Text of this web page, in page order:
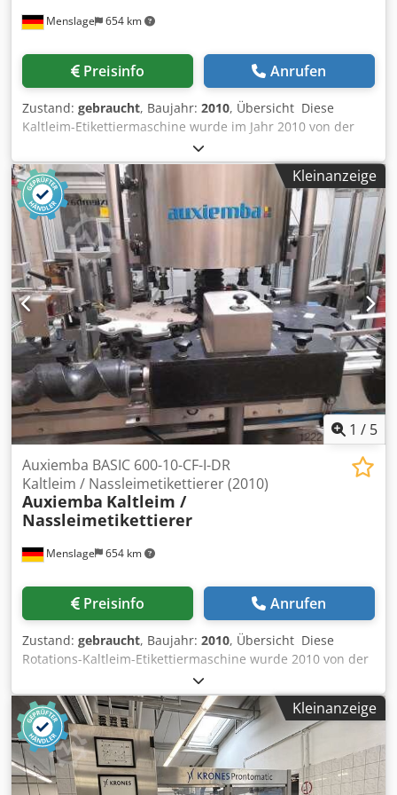
33.000 Flaschen pro Stunde Betriebsrichtung: Parallele
Mehrwegglasflaschen Betriebsstunden: ca. 44.350 h (Stand
Januar 2025) Etikettierstationen: - 2 Etikettieraggregate - 1
× Hals- und Frontetikettierstation - 1 ×
Rückenetikettierstation (abschaltbar) Klebesystem: - 2
Leimpumpen - Heißleim für Halsetikett
(Originalitätssicherung/Verschlussversiegelung) - Kaltleim
für Vorder- und Rücketiketten - 1 Ersatz-Heißleimgerät im
Lieferumfang enthalten Abmessungen: - Tiefe: 4.300 mm -
Breite: 3.300 mm Stromversorgung: 400 V / 230 V, 3~ / N /
PE, 50 Hz, 22 A Dokumentation: Ersatzteil-Dokumentation
verfügbar Zustand: Gebraucht, bereits demontiert und
gelagert
Menslage 654 km
Preisinfo Anrufen
Zustand: gebraucht, Baujahr: 2010, Übersicht Diese
Kaltleim-Etikettiermaschine wurde im Jahr 2010 von der
italienischen Firma Kosme S.r.l. hergestellt. Das Modell
Extrafix 504/6 SC2 E3 ist für die Etikettierung von
Glasbierflaschen mit Kaltleimtechnik konzipiert. Die
Maschine war bis Januar 2025 in Produktion, ist jetzt
eingelagert und versandfertig und befindet sich in einem
guten Betriebszustand. Dcodpfjxn T Nfex Aarek Technische
Daten - Leistung: 6.000 Flaschen pro Stunde - Formate:
0,33 L (Langhalsflaschen) - Mündung: 26 mm Kronkorken -
Etikettentyp: Kaltleim (Papieretiketten) - Status: Gelagert,
bereit zum Versand - Zustand: Zuvor in Produktion bis
Januar 2025
Kleinanzeige
1 / 5
Menslage 654 km
Auxiemba BASIC 600-10-CF-I-DR
Kaltleim / Nassleimetikettierer (2010)
Auxiemba Kaltleim /
Nassleimetikettierer
Preisinfo Anrufen
Zustand: gebraucht, Baujahr: 2010, Übersicht Diese
Rotations-Kaltleim-Etikettiermaschine wurde 2010 von der
spanischen Firma Auxiemba hergestellt. Das Modell BASIC
600-10-CF-I-DR ist für das Aufbringen von Papier- oder
Polypropylen-Etiketten auf zylindrische Glasflaschen
mittels Kaltleim-Technologie ausgelegt. Sie ist mit
Formaten für 330-ml-, 500-ml- und 750-ml-Flaschen
ausgestattet und eignet sich daher für Weinkellereien,
Brauereien und Getränkehersteller. Die Maschine wird
Kleinanzeige